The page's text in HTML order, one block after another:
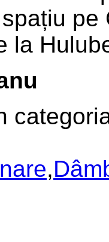
la
,